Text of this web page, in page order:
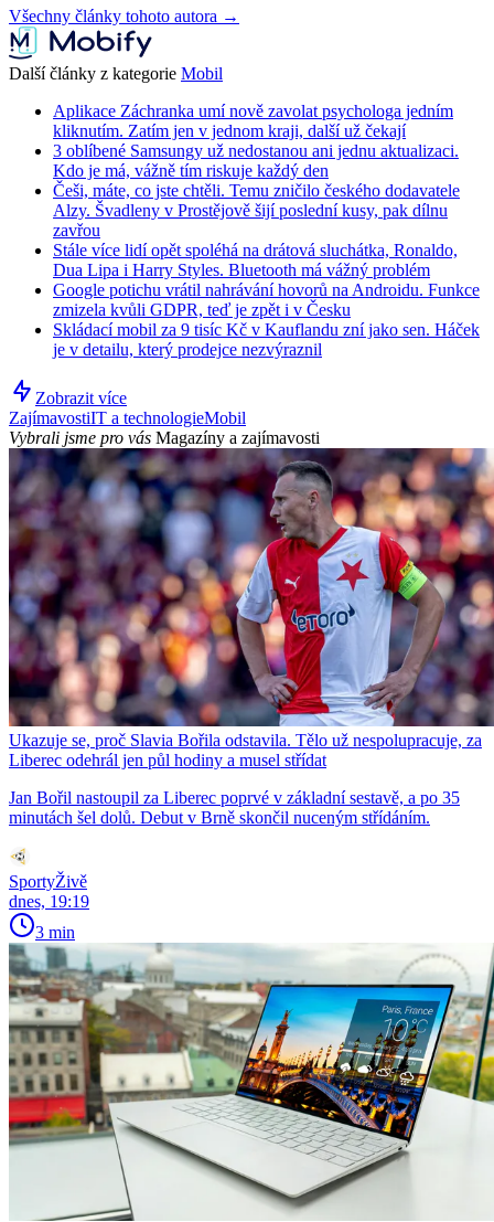
Všechny články tohoto autora →
Další články z kategorie Mobil
Aplikace Záchranka umí nově zavolat psychologa jedním
kliknutím. Zatím jen v jednom kraji, další už čekají
3 oblíbené Samsungy už nedostanou ani jednu aktualizaci.
Kdo je má, vážně tím riskuje každý den
Češi, máte, co jste chtěli. Temu zničilo českého dodavatele
Alzy. Švadleny v Prostějově šijí poslední kusy, pak dílnu
zavřou
Stále více lidí opět spoléhá na drátová sluchátka, Ronaldo,
Dua Lipa i Harry Styles. Bluetooth má vážný problém
Google potichu vrátil nahrávání hovorů na Androidu. Funkce
zmizela kvůli GDPR, teď je zpět i v Česku
Skládací mobil za 9 tisíc Kč v Kauflandu zní jako sen. Háček
je v detailu, který prodejce nezvýraznil
Zobrazit více
ZajímavostiIT a technologieMobil
Vybrali jsme pro vás Magazíny a zajímavosti
Ukazuje se, proč Slavia Bořila odstavila. Tělo už nespolupracuje, za
Liberec odehrál jen půl hodiny a musel střídat
Jan Bořil nastoupil za Liberec poprvé v základní sestavě, a po 35
minutách šel dolů. Debut v Brně skončil nuceným střídáním.
SportyŽivě
dnes, 19:19
3 min